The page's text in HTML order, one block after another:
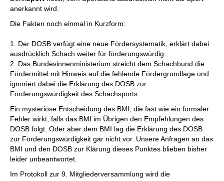
anerkannt wird.
Die Fakten noch einmal in Kurzform:
1. Der DOSB verfügt eine neue Fördersystematik, erklärt dabei
ausdrücklich Schach weiter für förderungswürdig.
2. Das Bundesinnenministerium streicht dem Schachbund die
Fördermittel mit Hinweis auf die fehlende Fördergrundlage und
ignoriert dabei die Erklärung des DOSB zur
Förderungswürdigkeit des Schachsports.
Ein mysteriöse Entscheidung des BMI, die fast wie ein formaler
Fehler wirkt, falls das BMI im Übrigen den Empfehlungen des
DOSB folgt. Oder aber dem BMI lag die Erklärung des DOSB
zur Förderungswürdigkeit gar nicht vor. Unsere Anfragen an das
BMI und den DOSB zur Klärung dieses Punktes blieben bisher
leider unbeantwortet.
Im Protokoll zur 9. Mitgliederversammlung wird die